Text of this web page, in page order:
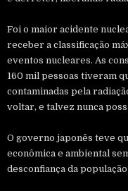
Foi o maior acidente
receber a classificação
eventos nucleares. As
160 mil pessoas tiveram
contaminadas pela
voltar, e talvez nunca
O governo japonês teve
econômica e ambiental
desconfiança da